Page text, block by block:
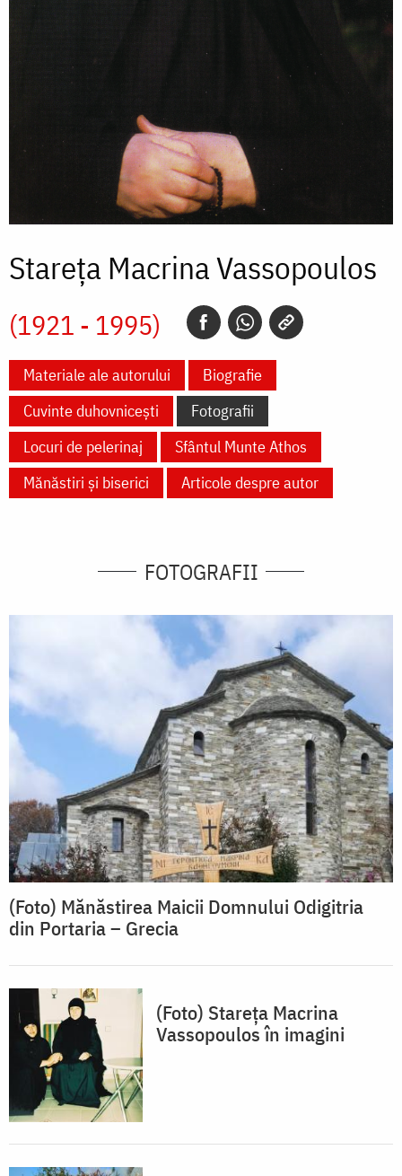
Stareța Macrina Vassopoulos
(1921 - 1995)
Materiale ale autorului
Biografie
Cuvinte duhovnicești
Fotografii
Locuri de pelerinaj
Sfântul Munte Athos
Mănăstiri și biserici
Articole despre autor
FOTOGRAFII
(Foto) Mănăstirea Maicii Domnului Odigitria
din Portaria – Grecia
(Foto) Stareţa Macrina
Vassopoulos în imagini